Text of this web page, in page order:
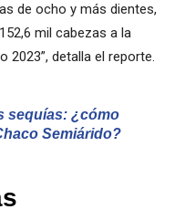
de ocho y más dientes,
mil cabezas a la
2023”, detalla el reporte.
sequías: ¿cómo
Semiárido?